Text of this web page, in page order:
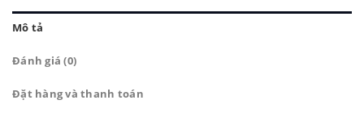
Mô tả
Đánh giá (0)
Đặt hàng và thanh toán